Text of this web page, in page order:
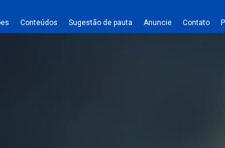
Conteúdos Sugestão de pauta Anuncie Contato